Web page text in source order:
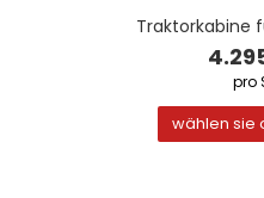
Traktorkabine
pro
wählen sie